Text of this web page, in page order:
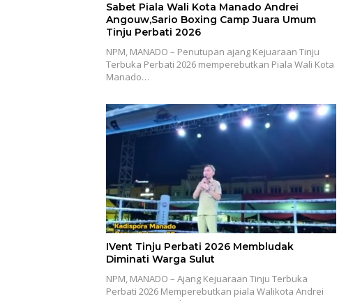
Sabet Piala Wali Kota Manado Andrei
Angouw,Sario Boxing Camp Juara Umum
Tinju Perbati 2026
NPM, MANADO – Penutupan ajang Kejuaraan Tinju
Terbuka Perbati 2026 memperebutkan Piala Wali Kota
Manado…
IVent Tinju Perbati 2026 Membludak
Diminati Warga Sulut
NPM, MANADO – Ajang Kejuaraan Tinju Terbuka
Perbati 2026 Memperebutkan piala Walikota Andrei